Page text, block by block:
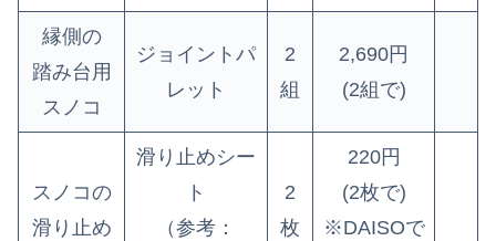
縁側の
踏み台用
スノコ
ジョイントパ
レット
2
組
2,690円
(2組で)
スノコの
滑り止め
滑り止めシー
ト
（参考：
2
枚
220円
(2枚で)
※DAISOで